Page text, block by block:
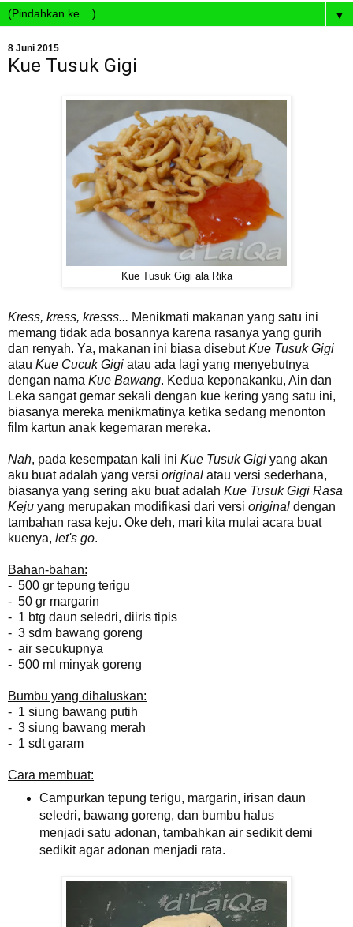
▼
8 Juni 2015
Kue Tusuk Gigi
Kue Tusuk Gigi ala Rika
Kress, kress, kresss... Menikmati makanan yang satu ini
memang tidak ada bosannya karena rasanya yang gurih
dan renyah. Ya, makanan ini biasa disebutKue Tusuk Gigi
atau Kue Cucuk Gigi atau ada lagi yang menyebutnya
dengan nama Kue Bawang. Kedua keponakanku, Ain dan
Leka sangat gemar sekali dengan kue kering yang satu ini,
biasanya mereka menikmatinya ketika sedang menonton
film kartun anak kegemaran mereka.
Nah, pada kesempatan kali ini Kue Tusuk Gigi yang akan
aku buat adalah yang versi original atau versi sederhana,
biasanya yang sering aku buat adalah Kue Tusuk Gigi Rasa
Keju yang merupakan modifikasi dari versi original dengan
tambahan rasa keju. Oke deh, mari kita mulai acara buat
kuenya, let's go.
Bahan-bahan:
- 500 gr tepung terigu
- 50 gr margarin
- 1 btg daun seledri, diiris tipis
- 3 sdm bawang goreng
- air secukupnya
- 500 ml minyak goreng
Bumbu yang dihaluskan:
- 1 siung bawang putih
- 3 siung bawang merah
- 1 sdt garam
Cara membuat:
Campurkan tepung terigu, margarin, irisan daun
seledri, bawang goreng, dan bumbu halus
menjadi satu adonan, tambahkan air sedikit demi
sedikit agar adonan menjadi rata.